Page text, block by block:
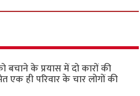
बचाने के प्रयास में दो कारों की
एक ही परिवार के चार लोगों की